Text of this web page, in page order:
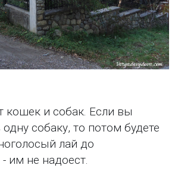
кошек и собак. Если вы
одну собаку, то потом будете
лай до
им не надоест.